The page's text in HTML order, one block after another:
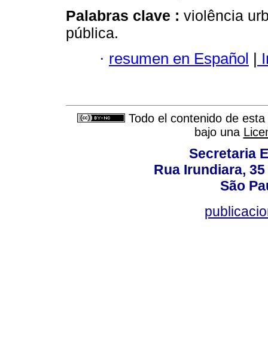
Palabras clave : violência
pública.
· resumen en Español |
Todo el contenido de
bajo una
Secretaria
Rua Irundiara,
São